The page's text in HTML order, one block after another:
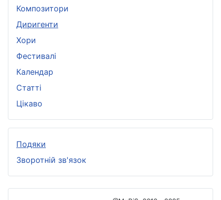
Композитори
Диригенти
Хори
Фестивалі
Календар
Статті
Цікаво
Подяки
Зворотній зв'язок